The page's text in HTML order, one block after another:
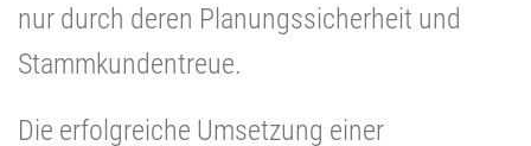
nur durch deren Planungssicherheit und
Stammkundentreue.
Die erfolgreiche Umsetzung einer